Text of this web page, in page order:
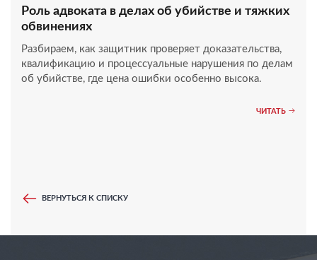
Роль адвоката в делах об убийстве и тяжких
обвинениях
Разбираем, как защитник проверяет доказательства,
квалификацию и процессуальные нарушения по делам
об убийстве, где цена ошибки особенно высока.
ЧИТАТЬ
ВЕРНУТЬСЯ К СПИСКУ